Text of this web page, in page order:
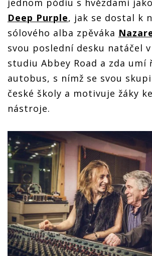
jednom pódiu s hvězdami
Deep Purple, jak se dostal k
sólového alba zpěváka
svou poslední desku natáčel
studiu Abbey Road a zda
autobus, s nímž se svou
české školy a motivuje žáky
nástroje.